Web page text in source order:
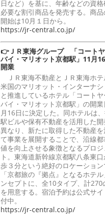
日など）を基に、年齢などの資
必要な割引商品を発売する。商
開始は10月１日から。
https://jr-central.co.jp/
👉ＪＲ東海グループ 「コートヤ
バイ・マリオット京都駅」11月
開業
ＪＲ東海不動産とＪＲ東海ホ
米国のマリオット・インターナ
と推進しているホテル「コートヤ
バイ・マリオット京都駅」の開業
月16日に決定した。同ホテルは
駅ビルや保有不動産を活用した
異なり、新たに取得した不動産を
て事業を展開することで、沿線
値を向上させる象徴となるプロジ
ト。東海道新幹線京都駅八条東
歩３分という絶好のロケーション
「京都旅の『拠点』となるホテ
ンセプトに、全10タイプ、計270
を用意する。宿泊予約は公式サ
付中。
https://jr-central.co.jp/